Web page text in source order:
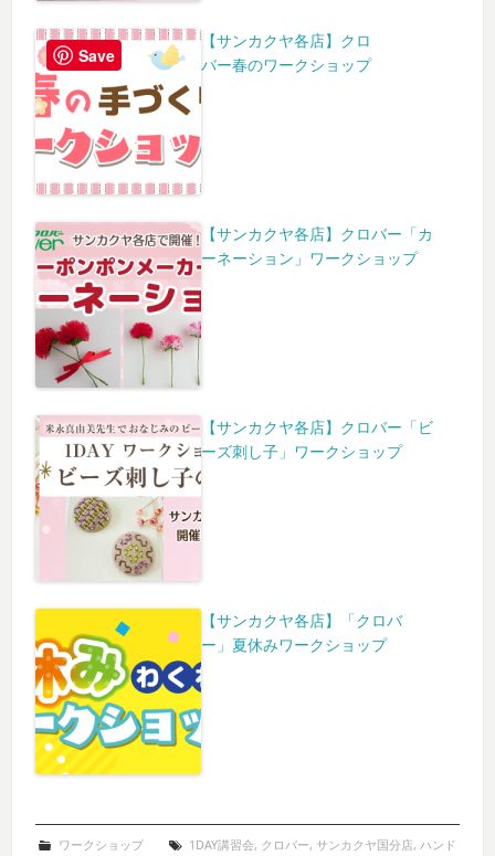
【サンカクヤ各店】クロ
バー春のワークショップ
【サンカクヤ各店】クロバー「カ
ーネーション」ワークショップ
【サンカクヤ各店】クロバー「ビ
ーズ刺し子」ワークショップ
【サンカクヤ各店】「クロバ
ー」夏休みワークショップ
ワークショップ 1DAY講習会, クロバー, サンカクヤ国分店,ハンド
Save